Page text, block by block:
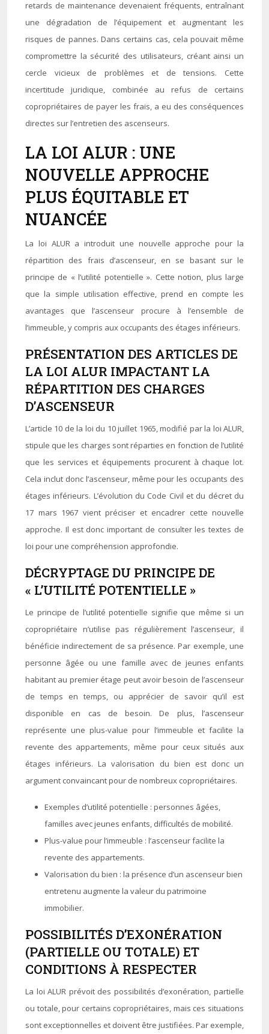
retards de maintenance devenaient fréquents, entraînant
une dégradation de l’équipement et augmentant les
risques de pannes. Dans certains cas, cela pouvait même
compromettre la sécurité des utilisateurs, créant ainsi un
cercle vicieux de problèmes et de tensions. Cette
incertitude juridique, combinée au refus de certains
copropriétaires de payer les frais, a eu des conséquences
directes sur l’entretien des ascenseurs.
LA LOI ALUR : UNE
NOUVELLE APPROCHE
PLUS ÉQUITABLE ET
NUANCÉE
La loi ALUR a introduit une nouvelle approche pour la
répartition des frais d’ascenseur, en se basant sur le
principe de « l’utilité potentielle ». Cette notion, plus large
que la simple utilisation effective, prend en compte les
avantages que l’ascenseur procure à l’ensemble de
l’immeuble, y compris aux occupants des étages inférieurs.
PRÉSENTATION DES ARTICLES DE
LA LOI ALUR IMPACTANT LA
RÉPARTITION DES CHARGES
D’ASCENSEUR
L’article 10 de la loi du 10 juillet 1965, modifié par la loi ALUR,
stipule que les charges sont réparties en fonction de l’utilité
que les services et équipements procurent à chaque lot.
Cela inclut donc l’ascenseur, même pour les occupants des
étages inférieurs. L’évolution du Code Civil et du décret du
17 mars 1967 vient préciser et encadrer cette nouvelle
approche. Il est donc important de consulter les textes de
loi pour une compréhension approfondie.
DÉCRYPTAGE DU PRINCIPE DE
« L’UTILITÉ POTENTIELLE »
Le principe de l’utilité potentielle signifie que même si un
copropriétaire n’utilise pas régulièrement l’ascenseur, il
bénéficie indirectement de sa présence. Par exemple, une
personne âgée ou une famille avec de jeunes enfants
habitant au premier étage peut avoir besoin de l’ascenseur
de temps en temps, ou apprécier de savoir qu’il est
disponible en cas de besoin. De plus, l’ascenseur
représente une plus-value pour l’immeuble et facilite la
revente des appartements, même pour ceux situés aux
étages inférieurs. La valorisation du bien est donc un
argument convaincant pour de nombreux copropriétaires.
Exemples d’utilité potentielle : personnes âgées,
familles avec jeunes enfants, difficultés de mobilité.
Plus-value pour l’immeuble : l’ascenseur facilite la
revente des appartements.
Valorisation du bien : la présence d’un ascenseur bien
entretenu augmente la valeur du patrimoine
immobilier.
POSSIBILITÉS D’EXONÉRATION
(PARTIELLE OU TOTALE) ET
CONDITIONS À RESPECTER
La loi ALUR prévoit des possibilités d’exonération, partielle
ou totale, pour certains copropriétaires, mais ces situations
sont exceptionnelles et doivent être justifiées. Par exemple,